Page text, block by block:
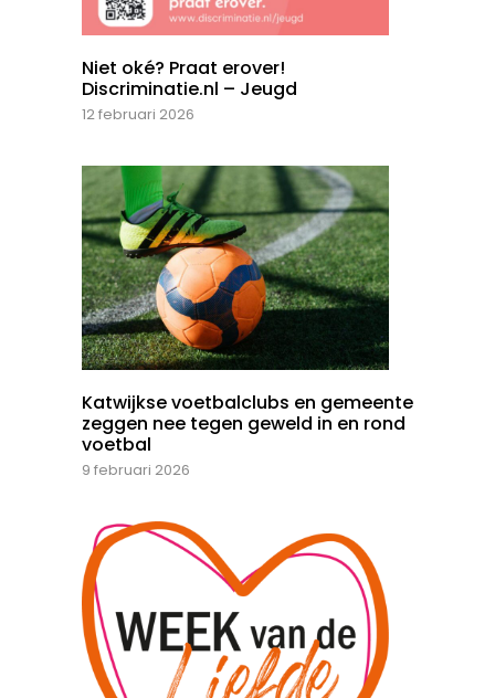
Niet oké? Praat erover!
Discriminatie.nl – Jeugd
12 februari 2026
Katwijkse voetbalclubs en gemeente
zeggen nee tegen geweld in en rond
voetbal
9 februari 2026